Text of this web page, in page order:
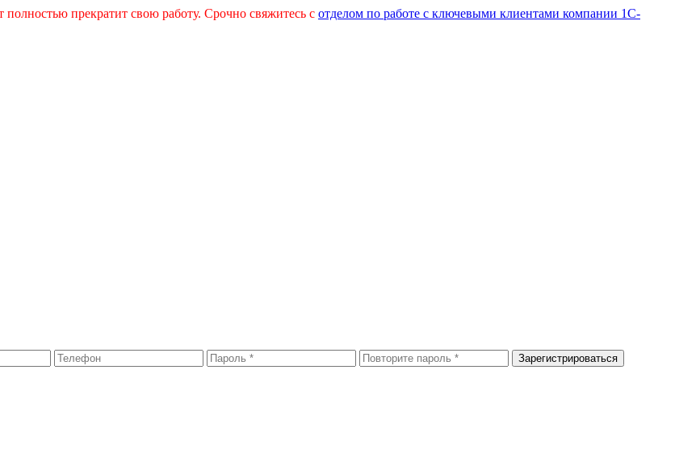
полностью прекратит свою работу. Срочно свяжитесь с отделом по работе с ключевыми клиентами компании 1С-